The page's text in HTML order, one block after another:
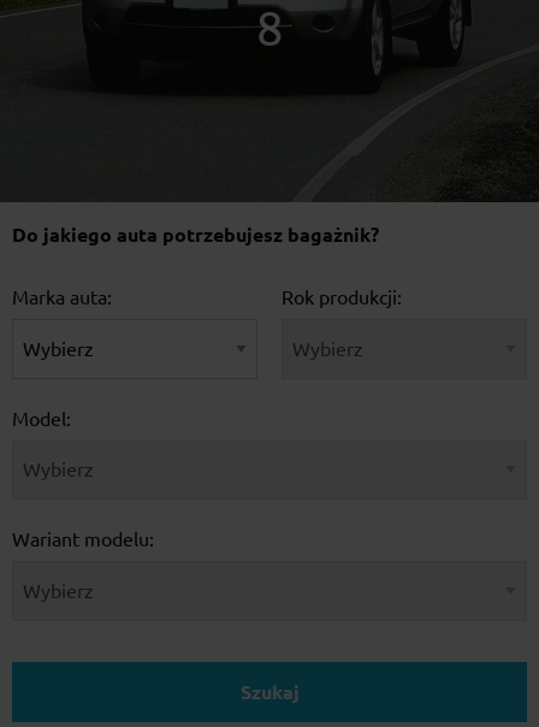
8
Do jakiego auta potrzebujesz bagażnik?
Marka auta: Rok produkcji:
Model:
Wariant modelu:
Szukaj